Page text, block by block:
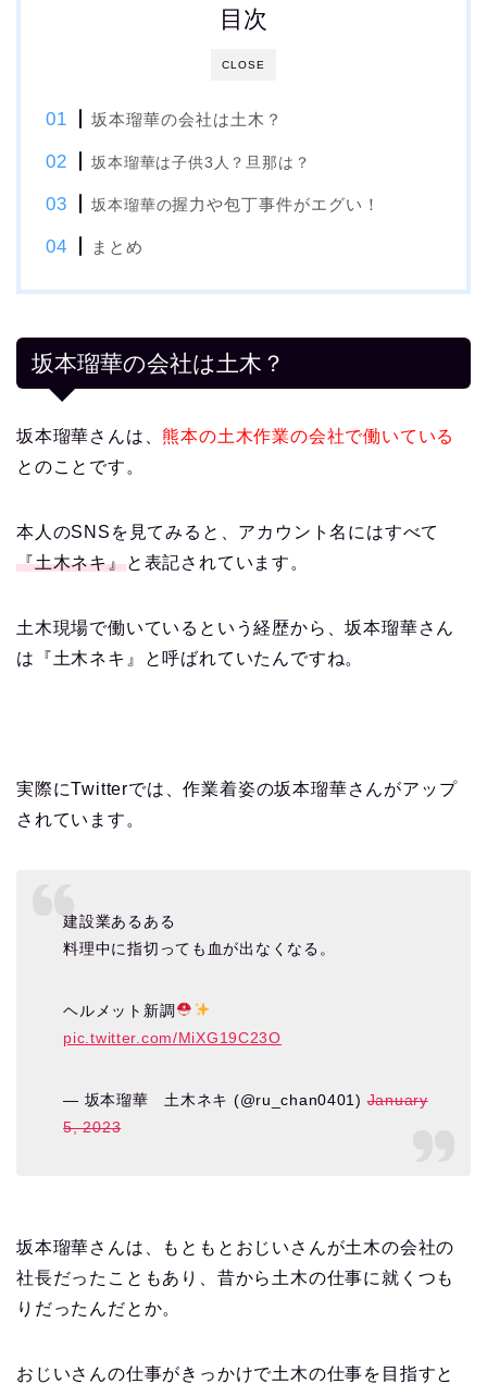
CLOSE
目次
坂本瑠華の会社は土木？
坂本瑠華は子供3人？旦那は？
坂本瑠華の握力や包丁事件がエグい！
まとめ
坂本瑠華の会社は土木？
坂本瑠華さんは、熊本の土木作業の会社で働いている
とのことです。
本人のSNSを見てみると、アカウント名にはすべて
『土木ネキ』と表記されています。
土木現場で働いているという経歴から、坂本瑠華さん
は『土木ネキ』と呼ばれていたんですね。
実際にTwitterでは、作業着姿の坂本瑠華さんがアップ
されています。
建設業あるある
料理中に指切っても血が出なくなる。
ヘルメット新調
pic.twitter.com/MiXG19C23O
— 坂本瑠華 土木ネキ (@ru_chan0401)January
5, 2023
坂本瑠華さんは、もともとおじいさんが土木の会社の
社長だったこともあり、昔から土木の仕事に就くつも
りだったんだとか。
おじいさんの仕事がきっかけで土木の仕事を目指すと